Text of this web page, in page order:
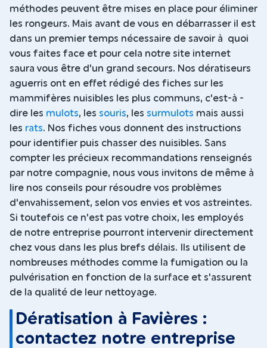
méthodes peuvent être mises en place pour éliminer
les rongeurs. Mais avant de vous en débarrasser il est
dans un premier temps nécessaire de savoir à quoi
vous faites face et pour cela notre site internet
saura vous être d'un grand secours. Nos dératiseurs
aguerris ont en effet rédigé des fiches sur les
mammifères nuisibles les plus communs, c'est-à -
dire les mulots, les souris, les surmulots mais aussi
les rats. Nos fiches vous donnent des instructions
pour identifier puis chasser des nuisibles. Sans
compter les précieux recommandations renseignés
par notre compagnie, nous vous invitons de même à
lire nos conseils pour résoudre vos problèmes
d'envahissement, selon vos envies et vos astreintes.
Si toutefois ce n'est pas votre choix, les employés
de notre entreprise pourront intervenir directement
chez vous dans les plus brefs délais. Ils utilisent de
nombreuses méthodes comme la fumigation ou la
pulvérisation en fonction de la surface et s'assurent
de la qualité de leur nettoyage.
Dératisation à Favières :
contactez notre entreprise